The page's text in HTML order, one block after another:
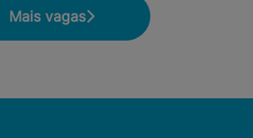
Mais vagas